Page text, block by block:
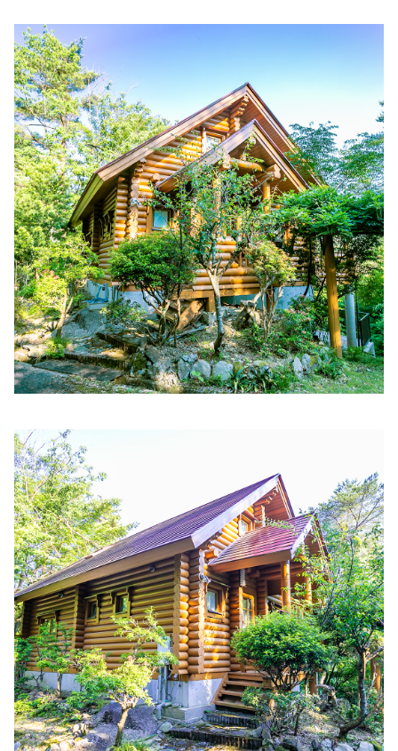
住所:兵庫県姫路市東駅前町７５−１ マップで見る
ツカザキ病院
住所:兵庫県姫路市網干区和久６８−１
八木外科
住所:兵庫県姫路市網干区坂出２５７−８ マップで見る
高畑接骨院
住所:兵庫県小松島市芝生町網干 マップで見る
西庵医院
住所:兵庫県姫路市紺屋町３７ 西庵医院 マップで見る
とのもとクリニック
住所:兵庫県姫路市手柄158−１ マップで見る
西川内科医院
住所:兵庫県姫路市南町５ モルティひめじ マップで見る
小山内科・消化器内科・循環器内科医院
住所:兵庫県姫路市北条口２丁目１５ マップで見る
住所:兵庫県姫路市本町２３９
中谷病院 総合健診室
住所:兵庫県姫路市飾磨区細江 マップで見る
大島内科クリニック
住所:兵庫県姫路市飾磨区構３丁目２３３ マップで見る
山陽内科クリニック
住所:兵庫県姫路市飾磨区清水２丁目３１ マップで見る
かいほつ内科クリニック
住所:兵庫県姫路市白銀町36番地1 中ノ門シャポービル 2階
マップで見る
深津内科診療所
住所:兵庫県姫路市飾磨区中島７ マップで見る
奥新クリニック